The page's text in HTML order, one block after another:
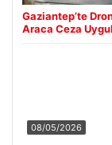
Gaziantep’te
Araca Ceza
08/05/2026